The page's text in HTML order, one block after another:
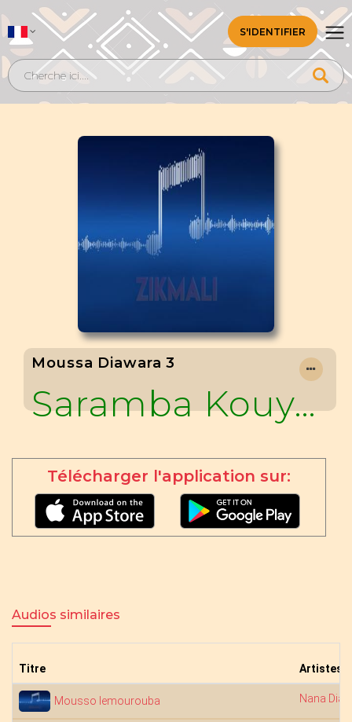
S'IDENTIFIER
Moussa Diawara 3
Saramba Kouyaté
Télécharger l'application sur:
Audios similaires
Titre Artistes
Mousso lemourouba Nana